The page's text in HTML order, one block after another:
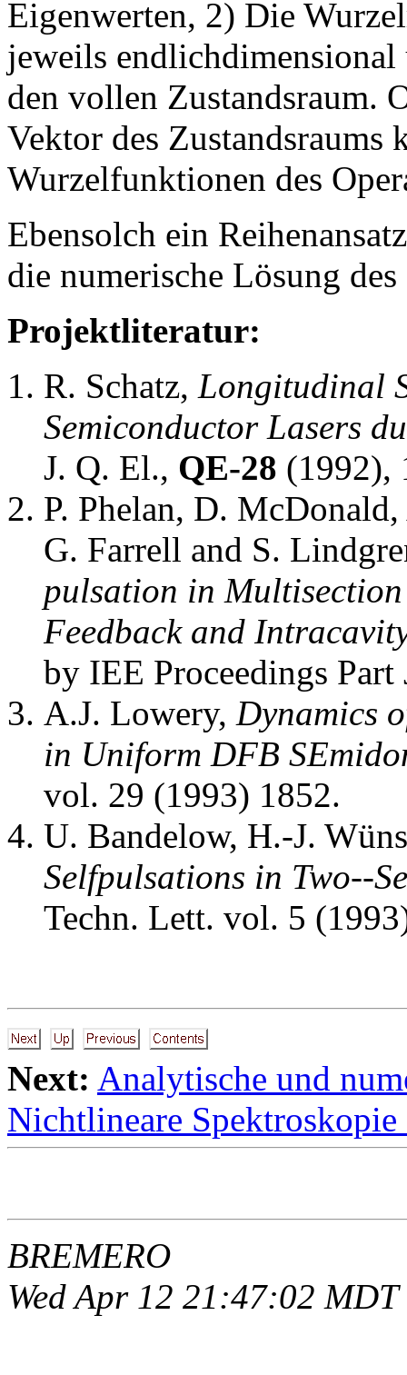
Eigenwerten, 2) Die
jeweils endlichdimensional
den vollen Zustandsraum.
Vektor des Zustandsraums
Wurzelfunktionen des
Ebensolch ein
die numerische Lösung
Projektliteratur:
R. Schatz, Longitudinal
Semiconductor Lasers
J. Q. El., QE-28 (1992),
P. Phelan, D.
G. Farrell and S.
pulsation in
Feedback and
by IEE Proceedings Part
A.J. Lowery, Dynamics
in Uniform DFB
vol. 29 (1993) 1852.
U. Bandelow, H.-J.
Selfpulsations in Two--
Techn. Lett. vol. 5
Next: Analytische und
Nichtlineare Spektroskopie
BREMERO
Wed Apr 12 21:47:02 MDT